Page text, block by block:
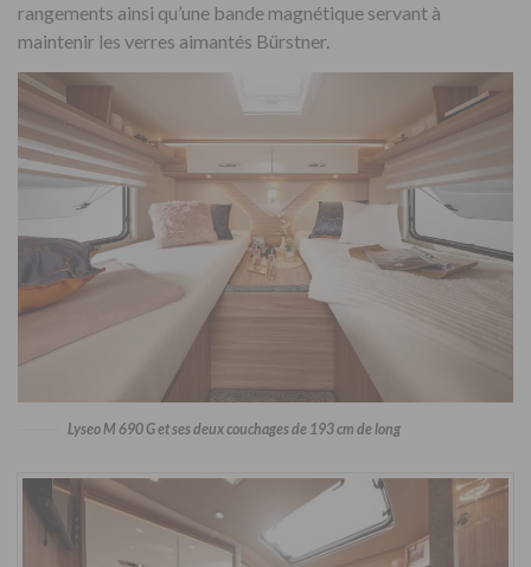
rangements ainsi qu’une bande magnétique servant à
maintenir les verres aimantés Bürstner.
Lyseo M 690 G et ses deux couchages de 193 cm de long